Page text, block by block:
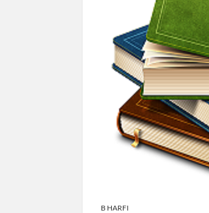
B HARFI